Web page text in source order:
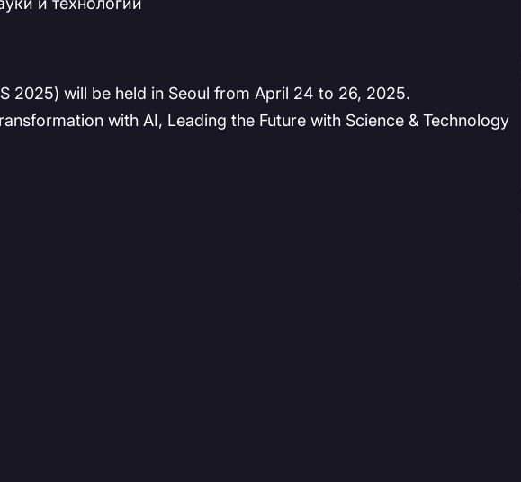
2025) will be held in Seoul from April 24 to 26, 2025.
with AI, Leading the Future with Science & Technology